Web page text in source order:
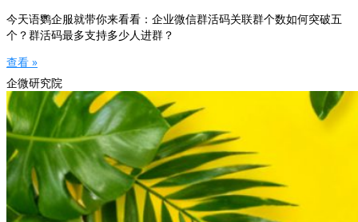
今天语鹦企服就带你来看看：企业微信群活码关联群个数如何突破五
个？群活码最多支持多少人进群？
查看 »
企微研究院